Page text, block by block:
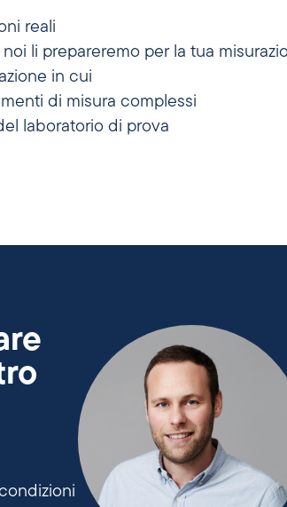
reali
li prepareremo per la tua
in cui
di misura complessi
laboratorio di prova